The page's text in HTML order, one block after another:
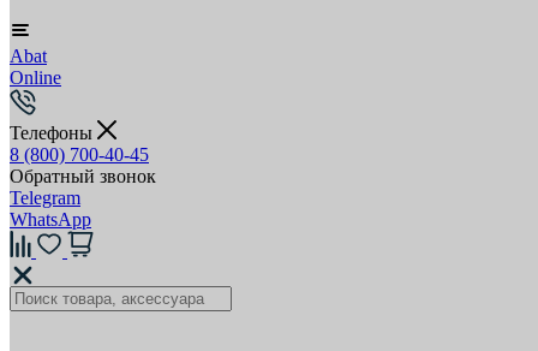
Abat
Online
Телефоны
8 (800) 700-40-45
Обратный звонок
Telegram
WhatsApp